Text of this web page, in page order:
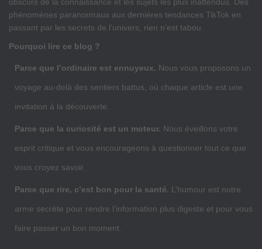
obscurs de la connaissance et les sujets les plus inattendus. Des
phénomènes paranormaux aux dernières tendances TikTok en
passant par les secrets de l’univers, rien n’est tabou.
Pourquoi lire ce blog ?
Parce que l’ordinaire est ennuyeux. Nous vous proposons un
voyage au-delà des sentiers battus, où chaque article est une
invitation à la découverte.
Parce que la curiosité est un moteur. Nous éveillons votre
esprit critique et vous encourageons à questionner tout ce que
vous croyez savoir.
Parce que rire, c’est bon pour la santé. L’humour est notre
arme secrète pour rendre l’information plus digeste et pour vous
faire passer un bon moment.